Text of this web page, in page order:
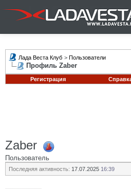
Лада Веста Клуб > Пользователи
Профиль Zaber
Регистрация
Zaber
Пользователь
Последняя активность: 17.07.2025 16:39